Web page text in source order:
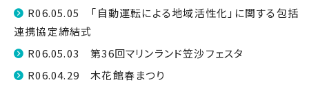
R06.05.05 「自動運転による地域活性化」に関する包括
連携協定締結式
R06.05.03 第36回マリンランド笠沙フェスタ
R06.04.29 木花館春まつり